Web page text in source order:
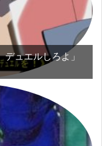
デュエルしろよ」